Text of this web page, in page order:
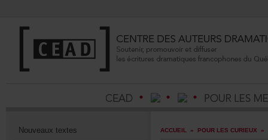
Nouveauxtextes ACCUEIL » POURLESCURIEUX »